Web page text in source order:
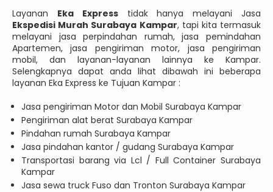
Layanan Eka Expresstidak hanya melayani Jasa
Ekspedisi Murah Surabaya Kampar, tapi kita termasuk
melayani jasa perpindahan rumah, jasa pemindahan
Apartemen, jasa pengiriman motor, jasa pengiriman
mobil, dan layanan-layanan lainnya ke Kampar.
Selengkapnya dapat anda lihat dibawah ini beberapa
layanan Eka Express ke Tujuan Kampar :
Jasa pengiriman Motor dan Mobil Surabaya Kampar
Pengiriman alat berat Surabaya Kampar
Pindahan rumah Surabaya Kampar
Jasa pindahan kantor / gudang Surabaya Kampar
Transportasi barang via Lcl / Full Container Surabaya
Kampar
Jasa sewa truck Fuso dan Tronton Surabaya Kampar